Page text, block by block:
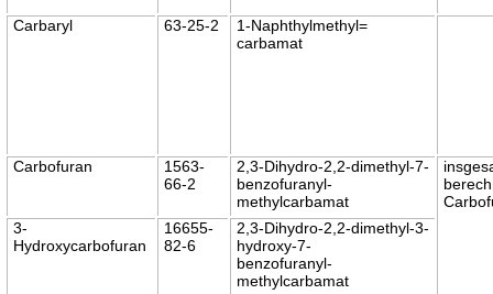
Carbaryl 63-25-2
1-Naphthylmethyl=
carbamat
Carbofuran
1563-
66-2
2,3-Dihydro-2,2-dimethyl-7-
benzofuranyl-
methylcarbamat
3-
Hydroxycarbofuran
16655-
82-6
2,3-Dihydro-2,2-dimethyl-3-
hydroxy-7-
benzofuranyl-
methylcarbamat